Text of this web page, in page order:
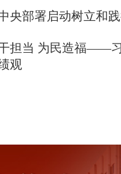
央部署启动树立和
担当 为民造福——
观